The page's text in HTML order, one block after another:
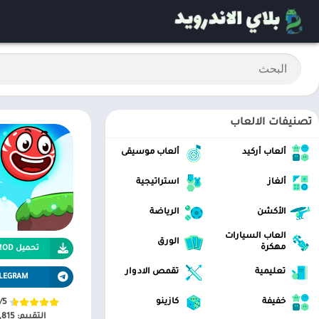
تحميل APK MOD
/5
تصنيفات الالعاب
ألعاب أركيد ألعاب موسيقى
ألغاز استراتيجية
الأكشن الرياضة
العاب السيارات
مهكرة
الورق
تعليمية تقمص الادوار
خفيفة كازينو